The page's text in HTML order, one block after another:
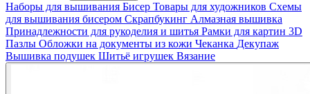
Наборы для вышивания Бисер Товары для художников Схемы
для вышивания бисером Скрапбукинг Алмазная вышивка
Принадлежности для рукоделия и шитья Рамки для картин 3D
Пазлы Обложки на документы из кожи Чеканка Декупаж
Вышивка подушек Шитьё игрушек Вязание